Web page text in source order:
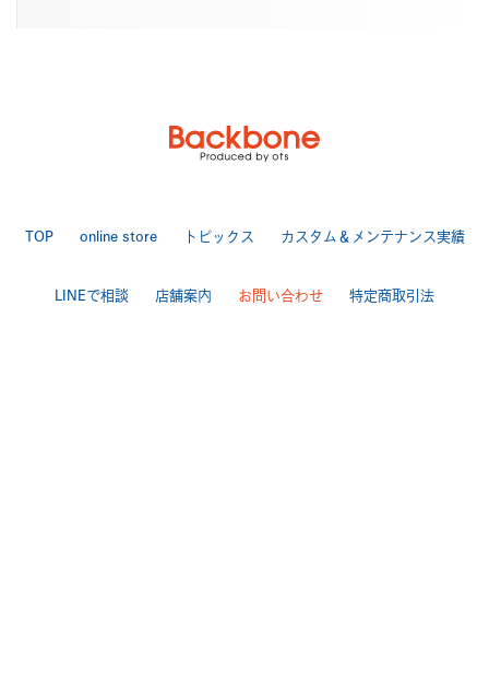
TOP online store トピックス カスタム＆メンテナンス実績
LINEで相談 店舗案内 お問い合わせ 特定商取引法